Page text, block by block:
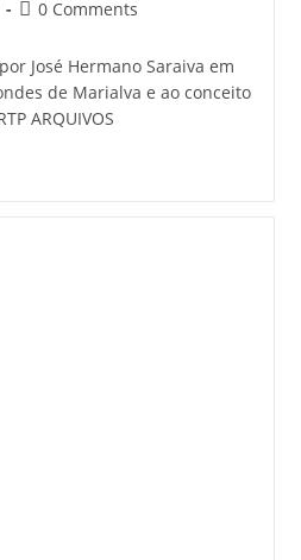
Post0 Comments
José Hermano Saraiva em
de Marialva e ao conceito
ARQUIVOS